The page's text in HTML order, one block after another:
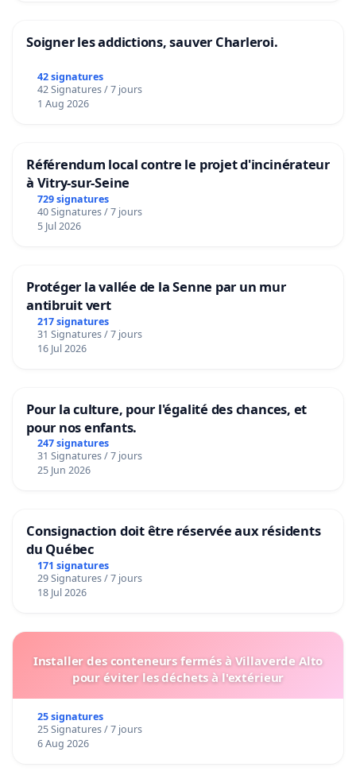
Soigner les addictions, sauver Charleroi.
42 signatures
42 Signatures / 7 jours
1 Aug 2026
Référendum local contre le projet d'incinérateur
à Vitry-sur-Seine
729 signatures
40 Signatures / 7 jours
5 Jul 2026
Protéger la vallée de la Senne par un mur
antibruit vert
217 signatures
31 Signatures / 7 jours
16 Jul 2026
Pour la culture, pour l'égalité des chances, et
pour nos enfants.
247 signatures
31 Signatures / 7 jours
25 Jun 2026
Consignaction doit être réservée aux résidents
du Québec
171 signatures
29 Signatures / 7 jours
18 Jul 2026
Installer des conteneurs fermés à Villaverde Alto
pour éviter les déchets à l'extérieur
25 signatures
25 Signatures / 7 jours
6 Aug 2026